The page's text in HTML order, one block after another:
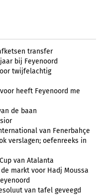
transfer
bij Feyenoord
twijfelachtig
heeft Feyenoord me
de baan
van Fenerbahçe
verslagen; oefenreeks in
van Atalanta
markt voor Hadj Moussa
van tafel geveegd